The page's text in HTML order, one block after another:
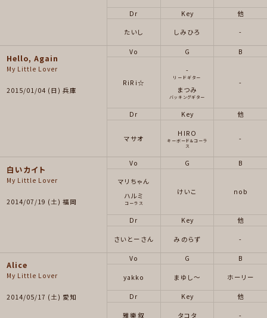
Dr
たいし
Key
しみひろ
他
-
Hello, Again
My Little Lover
2015/01/04 (日) 兵庫
Vo
RiRi☆
G
-
リードギター
まつみ
バッキングギター
B
-
Dr
マサオ
Key
HIRO
キーボード&コーラ
ス
他
-
白いカイト
My Little Lover
2014/07/19 (土) 福岡
Vo
マリちゃん
ハルミ
コーラス
G
けいこ
B
nob
Dr
さいとーさん
Key
みのらず
他
-
Alice
My Little Lover
2014/05/17 (土) 愛知
Vo
yakko
G
まゆし〜
B
ホーリー
Dr
雅樂叙
Key
タコタ
他
-